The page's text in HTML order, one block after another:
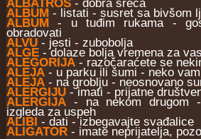
ALBATROS - dobra sreća
ALBUM - listati - susret sa bivšom
ALBUM - u tuđim rukama -
obradovati
ALVU - jesti - zubobolja
ALGE - dolaze bolja vremena za vas
ALEGORIJA - razočaraćete se
ALEJA - u parku ili šumi - neko
ALEJA - na groblju - neosnovano
ALERGIJU - imati - prijatne
ALERGIJA - na nekom drugom
izgleda za uspeh
ALIBI - dati - izbegavajte svađalice
ALIGATOR - imate neprijatelja,